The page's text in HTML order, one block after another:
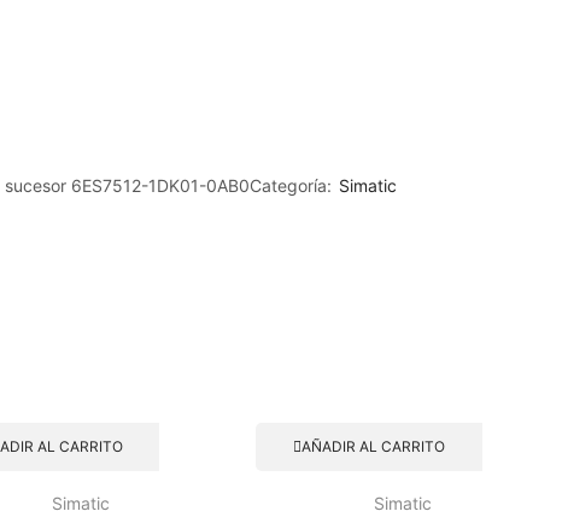
6ES7512-1DK01-0AB0Categoría: Simatic
AL CARRITO
Simatic
AÑADIR AL CARRITO
Simatic